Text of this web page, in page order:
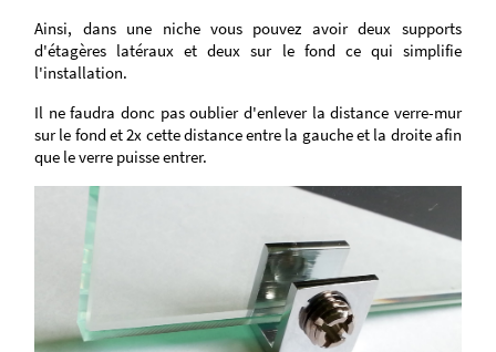
Ainsi, dans une niche vous pouvez avoir deux supports
d'étagères latéraux et deux sur le fond ce qui simplifie
l'installation.
Il ne faudra donc pas oublier d'enlever la distance verre-mur
sur le fond et 2x cette distance entre la gauche et la droite afin
que le verre puisse entrer.